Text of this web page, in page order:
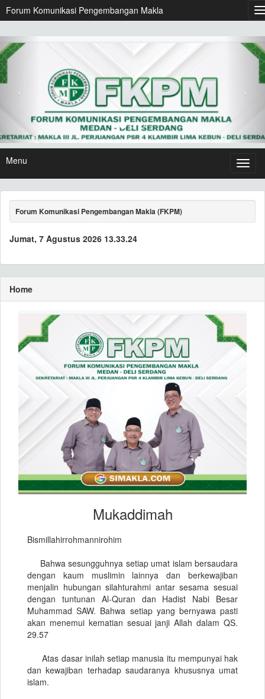
Forum Komunikasi Pengembangan Makla
Menu
Forum Komunikasi Pengembangan Makla (FKPM)
Jumat, 7 Agustus 2026 13.33.25
Home
Mukaddimah
Bismillahirrohmannirohim
Bahwa sesungguhnya setiap umat islam bersaudara
dengan kaum muslimin lainnya dan berkewajiban
menjalin hubungan silahturahmi antar sesama sesuai
dengan tuntunan Al-Quran dan Hadist Nabi Besar
Muhammad SAW. Bahwa setiap yang bernyawa pasti
akan menemui kematian sesuai janji Allah dalam QS.
29.57
Atas dasar inilah setiap manusia itu mempunyai hak
dan kewajiban terhadap saudaranya khususnya umat
islam.